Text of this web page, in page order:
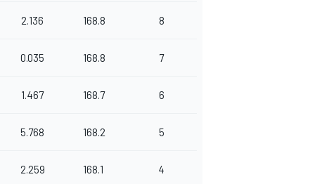
2.136 168.8 8
0.035 168.8 7
1.467 168.7 6
5.768 168.2 5
2.259 168.1 4